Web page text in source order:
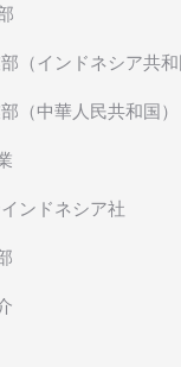
（インドネシア共和
（中華人民共和国）
ンドネシア社